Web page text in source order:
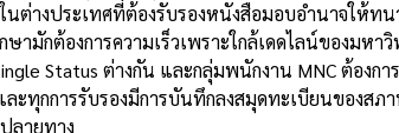
างประเทศที่ต้องรับรองหนังสือมอบอำนาจให้ท
มักต้องการความเร็วเพราะใกล้เดดไลน์ของมห
Status ต่างกัน และกลุ่มพนักงาน MNC ต้องก
ทุกการรับรองมีการบันทึกลงสมุดทะเบียนของส
ลายทาง